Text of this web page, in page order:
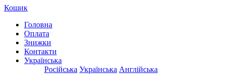
Кошик
Головна
Оплата
Знижки
Контакти
Українська
Російська Українська Англійська